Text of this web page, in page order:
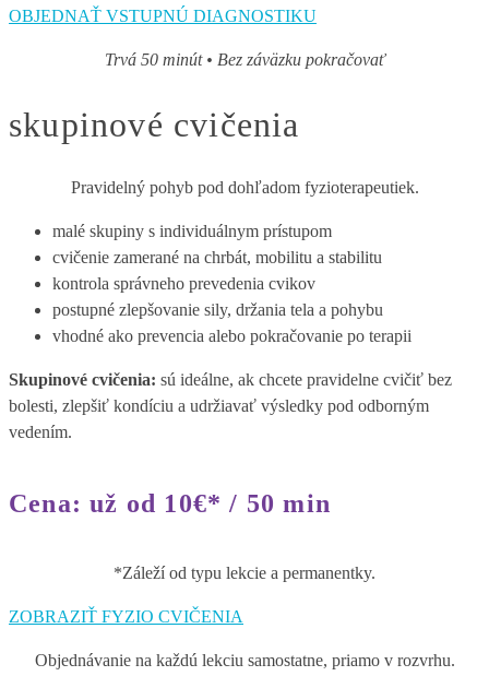
OBJEDNAŤ VSTUPNÚ DIAGNOSTIKU
Trvá 50 minút • Bez záväzku pokračovať
skupinové cvičenia
Pravidelný pohyb pod dohľadom fyzioterapeutiek.
malé skupiny s individuálnym prístupom
cvičenie zamerané na chrbát, mobilitu a stabilitu
kontrola správneho prevedenia cvikov
postupné zlepšovanie sily, držania tela a pohybu
vhodné ako prevencia alebo pokračovanie po terapii
Skupinové cvičenia: sú ideálne, ak chcete pravidelne cvičiť bez
bolesti, zlepšiť kondíciu a udržiavať výsledky pod odborným
vedením.
Cena: už od 10€* / 50 min
*Záleží od typu lekcie a permanentky.
ZOBRAZIŤ FYZIO CVIČENIA
Objednávanie na každú lekciu samostatne, priamo v rozvrhu.